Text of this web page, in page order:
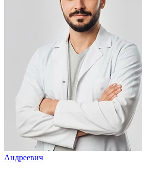
Андреевич